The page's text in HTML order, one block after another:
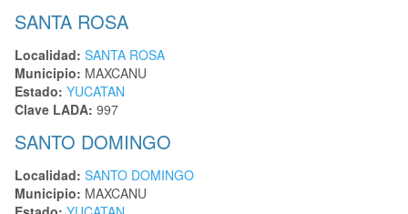
SANTA ROSA
Localidad: SANTA ROSA
Municipio: MAXCANU
Estado: YUCATAN
Clave LADA: 997
SANTO DOMINGO
Localidad: SANTO DOMINGO
Municipio: MAXCANU